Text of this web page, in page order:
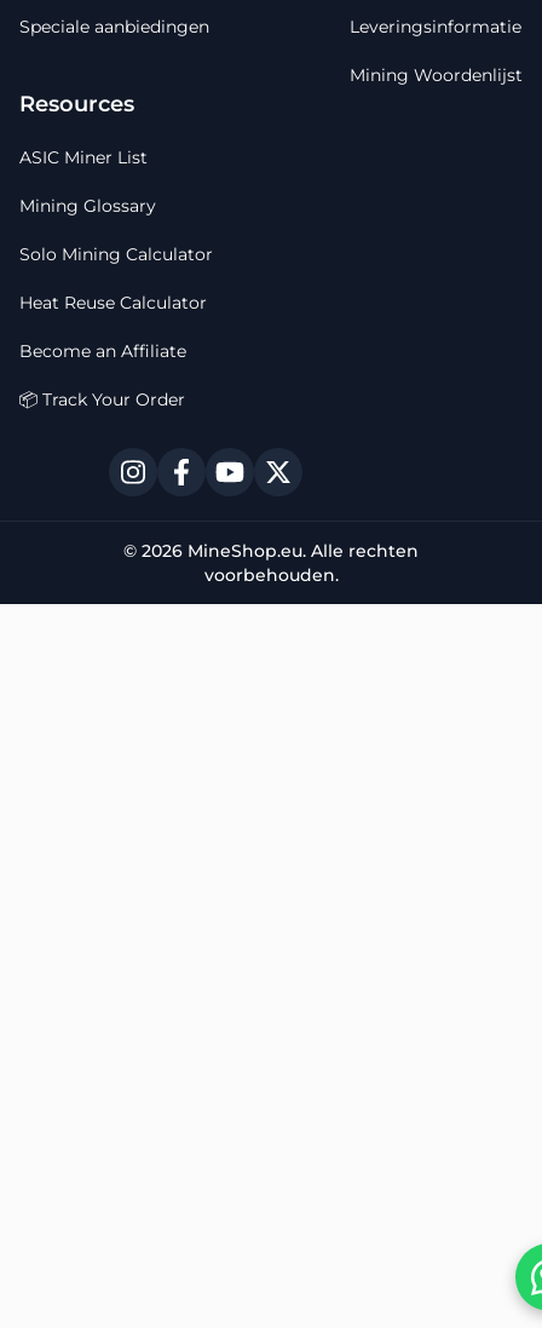
Speciale aanbiedingen Leveringsinformatie
Mining Woordenlijst
Resources
ASIC Miner List
Mining Glossary
Solo Mining Calculator
Heat Reuse Calculator
Become an Affiliate
📦 Track Your Order
© 2026 MineShop.eu. Alle rechten
voorbehouden.